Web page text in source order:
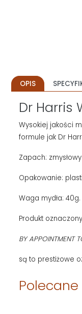
OPIS
Dr Harris
Wysokiej jakości
formule jak Dr
Zapach:
Opakowanie:
Waga mydła: 40g.
Produkt
BY APPOINTMENT
są to prestiżowe